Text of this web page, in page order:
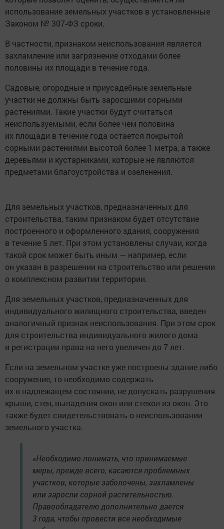
использование земельных участков в установленные
Законом № 307-ФЗ сроки.
В частности, признаком неиспользования является
захламление или загрязнение отходами более
половины их площади в течение года.
Садовые, огородные и приусадебные земельные
участки не должны быть заросшими сорными
растениями. Такие участки будут считаться
неиспользуемыми, если более чем половина
их площади в течение года остается покрытой
сорными растениями высотой более 1 метра, а также
деревьями и кустарниками, которые не являются
предметами благоустройства и озеленения.
Для земельных участков, предназначенных для
строительства, таким признаком будет отсутствие
построенного и оформленного здания, сооружения
в течение 5 лет. При этом установлены случаи, когда
такой срок может быть иным — например, если
он указан в разрешении на строительство или решении
о комплексном развитии территории.
Для земельных участков, предназначенных для
индивидуального жилищного строительства, введен
аналогичный признак неиспользования. При этом срок
для строительства индивидуального жилого дома
и регистрации права на него увеличен до 7 лет.
Если на земельном участке уже построены здание либо
сооружение, то необходимо содержать
их в надлежащем состоянии, не допускать разрушения
крыши, стен, выпадения окон или стекол из окон. Это
также будет свидетельствовать о неиспользовании
земельного участка.
«Необходимо понимать, что принимаемые
меры, прежде всего, касаются проблемных
участков, которые заболочены, захламлены
или заросли сорной растительностью.
Правообладателю дополнительно дается
3 года, чтобы провести все необходимые